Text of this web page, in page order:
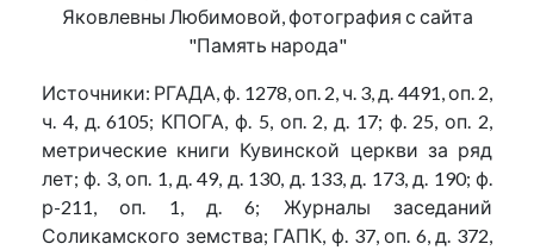
Яковлевны Любимовой, фотография с сайта
"Память народа"
Источники: РГАДА, ф. 1278, оп. 2, ч. 3, д. 4491, оп. 2,
ч. 4, д. 6105; КПОГА, ф. 5, оп. 2, д. 17; ф. 25, оп. 2,
метрические книги Кувинской церкви за ряд
лет; ф. 3, оп. 1, д. 49, д. 130, д. 133, д. 173, д. 190; ф.
р-211, оп. 1, д. 6; Журналы заседаний
Соликамского земства; ГАПК, ф. 37, оп. 6, д. 372,